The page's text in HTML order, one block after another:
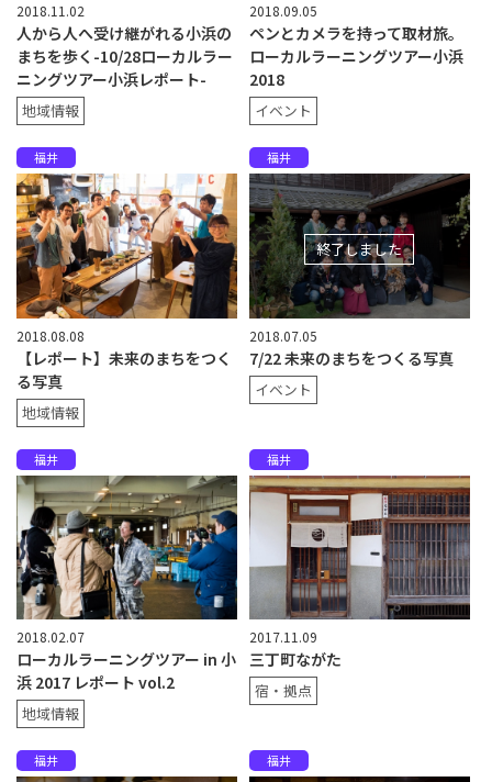
2018.11.02
人から人へ受け継がれる小浜の
まちを歩く-10/28ローカルラー
ニングツアー小浜レポート-
地域情報
2018.09.05
ペンとカメラを持って取材旅。
ローカルラーニングツアー小浜
2018
イベント
福井
2018.08.08
【レポート】未来のまちをつく
る写真
地域情報
福井
終了しました
2018.07.05
7/22 未来のまちをつくる写真
イベント
福井
2018.02.07
ローカルラーニングツアー in 小
浜 2017 レポート vol.2
地域情報
福井
2017.11.09
三丁町ながた
宿・拠点
福井 福井